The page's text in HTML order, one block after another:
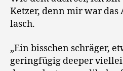
Ketzer, denn mir war das
lasch.
„Ein bisschen schräger,
geringfügig deeper